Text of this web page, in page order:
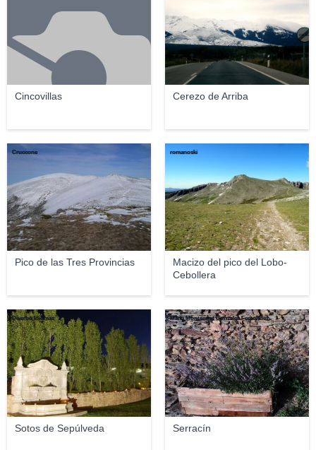
Cincovillas Cerezo de Arriba
Pico de las Tres Provincias
Cruccone
Macizo del pico del Lobo-
Cebollera
romanoski
Sotos de Sepúlveda
Diverbo Idiomas
Serracín
Maria Montserrat Gonzalez Fernandez